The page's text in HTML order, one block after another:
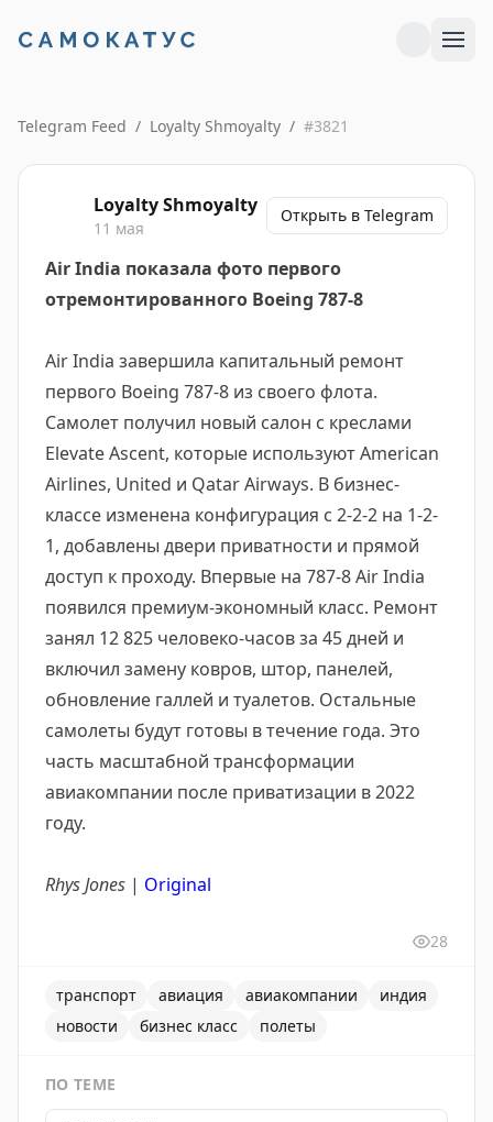
Telegram Feed / Loyalty Shmoyalty / #3821
Loyalty Shmoyalty
11 мая
Открыть в Telegram
Air India показала фото первого
отремонтированного Boeing 787-8
Air India завершила капитальный ремонт
первого Boeing 787-8 из своего флота.
Самолет получил новый салон с креслами
Elevate Ascent, которые используют American
Airlines, United и Qatar Airways. В бизнес-
классе изменена конфигурация с 2-2-2 на 1-2-
1, добавлены двери приватности и прямой
доступ к проходу. Впервые на 787-8 Air India
появился премиум-экономный класс. Ремонт
занял 12 825 человеко-часов за 45 дней и
включил замену ковров, штор, панелей,
обновление галлей и туалетов. Остальные
самолеты будут готовы в течение года. Это
часть масштабной трансформации
авиакомпании после приватизации в 2022
году.
Rhys Jones | Original
28
транспорт авиация авиакомпании
индия
новости
бизнес класс полеты
ПО ТЕМЕ